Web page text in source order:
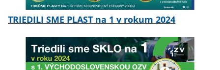
TRIEDILI SME PLAST na 1 v rokum 2024